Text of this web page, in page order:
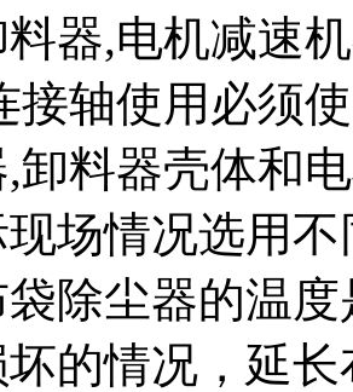
器,电机减速
接轴使用必须
卸料器壳体和
场情况选用
除尘器的温
的情况，延